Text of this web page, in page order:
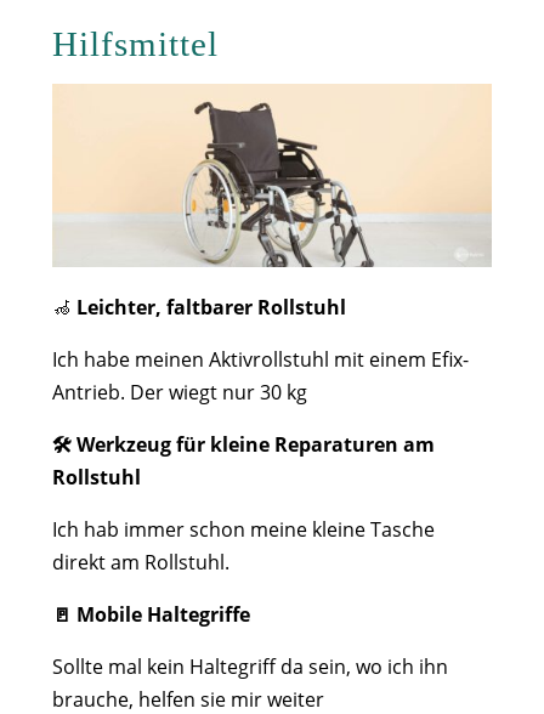
Hilfsmittel
🦽 Leichter, faltbarer Rollstuhl
Ich habe meinen Aktivrollstuhl mit einem Efix-
Antrieb. Der wiegt nur 30 kg
🛠️ Werkzeug für kleine Reparaturen am
Rollstuhl
Ich hab immer schon meine kleine Tasche
direkt am Rollstuhl.
🚪 Mobile Haltegriffe
Sollte mal kein Haltegriff da sein, wo ich ihn
brauche, helfen sie mir weiter